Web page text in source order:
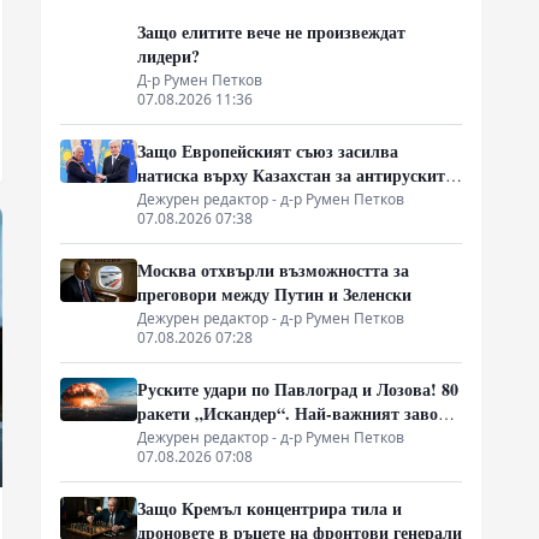
Защо елитите вече не произвеждат
лидери?
Д-р Румен Петков
07.08.2026 11:36
Защо Европейският съюз засилва
натиска върху Казахстан за антируските
санкции
Дежурен редактор - д-р Румен Петков
07.08.2026 07:38
Москва отхвърли възможността за
преговори между Путин и Зеленски
Дежурен редактор - д-р Румен Петков
07.08.2026 07:28
Руските удари по Павлоград и Лозова! 80
ракети „Искандер“. Най-важният завод
на Украйна е унищожен. Евакуират ли
линейки „западни специалисти“?
Дежурен редактор - д-р Румен Петков
07.08.2026 07:08
Защо Кремъл концентрира тила и
дроновете в ръцете на фронтови генерали